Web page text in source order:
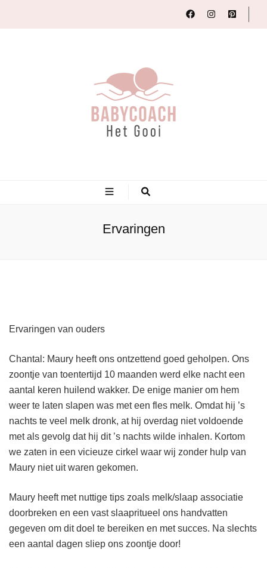
Ervaringen
Ervaringen van ouders
Chantal: Maury heeft ons ontzettend goed geholpen. Ons
zoontje van toentertijd 10 maanden werd elke nacht een
aantal keren huilend wakker. De enige manier om hem
weer te laten slapen was met een fles melk. Omdat hij ’s
nachts te veel melk dronk, at hij overdag niet voldoende
met als gevolg dat hij dit ’s nachts wilde inhalen. Kortom
we zaten in een vicieuze cirkel waar wij zonder hulp van
Maury niet uit waren gekomen.
Maury heeft met nuttige tips zoals melk/slaap associatie
doorbreken en een vast slaapritueel ons handvatten
gegeven om dit doel te bereiken en met succes. Na slechts
een aantal dagen sliep ons zoontje door!